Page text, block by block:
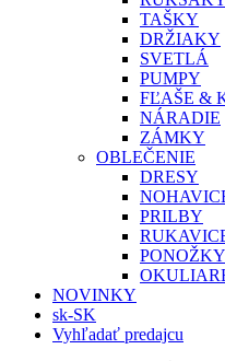
TAŠKY
DRŽIAKY
SVETLÁ
PUMPY
FĽAŠE &
NÁRADIE
ZÁMKY
OBLEČENIE
DRESY
PRILBY
NOVINKY
sk-SK
Vyhľadať predajcu